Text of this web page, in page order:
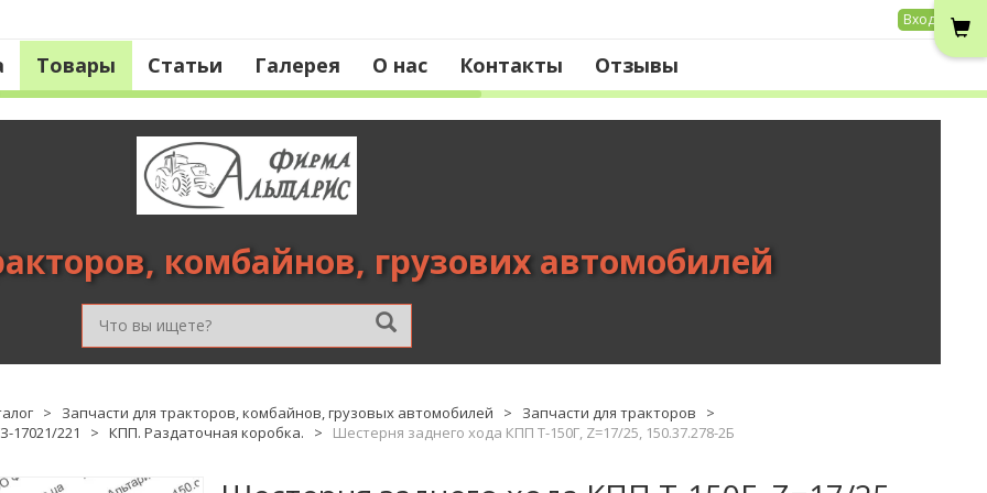
Вход
Товары Статьи Галерея О нас Контакты Отзывы
комбайнов, грузових автомобилей
> Запчасти для тракторов, комбайнов, грузовых автомобилей > Запчасти для тракторов
>
17021/221
> КПП. Раздаточная коробка. > Шестерня заднего хода КПП Т-150Г, Z=17/25, 150.37.278-2Б